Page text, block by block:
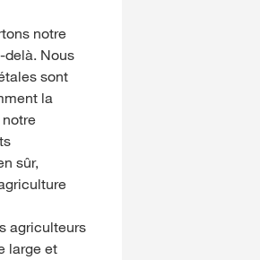
notre
delà. Nous
sont
la
sûr,
agriculteurs
large et